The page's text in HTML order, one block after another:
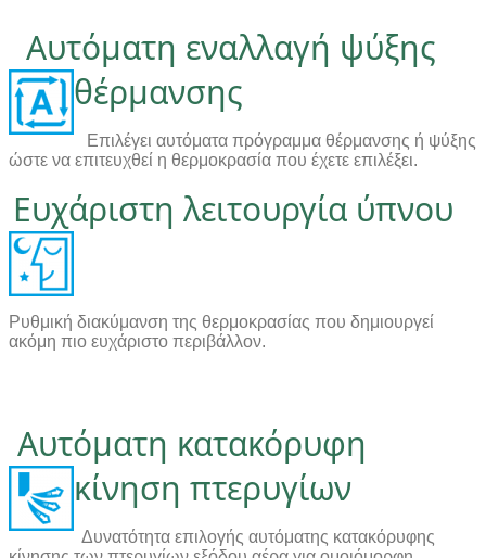
Αυτόματη εναλλαγή ψύξης
θέρμανσης
Επιλέγει αυτόματα πρόγραμμα θέρμανσης ή ψύξης
ώστε να επιτευχθεί η θερμοκρασία που έχετε επιλέξει.
Ευχάριστη λειτουργία ύπνου
Ρυθμική διακύμανση της θερμοκρασίας που δημιουργεί
ακόμη πιο ευχάριστο περιβάλλον.
Αυτόματη κατακόρυφη
κίνηση πτερυγίων
Δυνατότητα επιλογής αυτόματης κατακόρυφης